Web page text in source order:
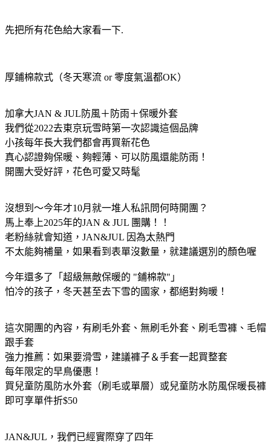
先把所有花色給大家看一下.
厚鋪棉款式（冬天寒流 or 零度氣溫都OK）
加拿大JAN & JUL防風＋防雨＋保暖外套
我們從2022去東京玩雪時第一次認識這個品牌
小孩每年長大我們都會再買新花色
真心認證夠保暖、夠輕薄、可以防風還能防雨！
開團大受好評，花色可愛又時髦
沒想到～今年才10月就一堆人私訊問何時開團？
馬上奉上2025年的JAN & JUL 團購！！
老粉絲就會知道，JAN&JUL 因為太熱門
不太能夠補量，如果看到表單沒數量，就建議選別的顏色喔
今年還多了「超級無敵保暖的 "鋪棉款"」
怕冷的孩子，冬天甚至去下雪的國家，都絕對夠暖！
這次開團的內容，有刷毛外套、無刷毛外套、刷毛雪褲、毛帽
跟手套
強力推薦：如果要滑雪，建議褲子＆手套一起買整套
每年限定的早鳥優惠！
買兒童防風防水外套（刷毛或單層）或兒童防水防風保暖長褲
即可享單件折$50
JAN&JUL，我們已經實際穿了四年